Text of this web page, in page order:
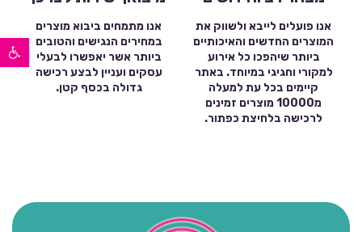
פתח סרגל נגישות
אנו פועלים לייבא ולשווק את
המוצרים החדשים והאיכותיים
ביותר שיהפכו כל אירוע
למקורי וחגיגי במיוחד. באתר
קיימים בכל עת למעלה
מ10000 מוצרים זמינים
לרכישה בלחיצת כפתור.
אנו מתמחים ביבוא מוצרים
במחירים הנגישים והטובים
ביותר אשר יאפשרו לבעלי
עסקים ועניין לבצע רכישה
גדולה בכסף קטן.